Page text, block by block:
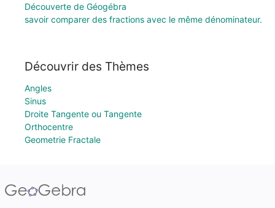
Découverte de Géogébra
savoir comparer des fractions avec le même dénominateur.
Découvrir des Thèmes
Angles
Sinus
Droite Tangente ou Tangente
Orthocentre
Geometrie Fractale